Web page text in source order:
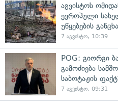
აგვისტოს
ევროპული
უწყებების
7 აგვისტო, 10:39
POG: გიორგი
გამოძიება
საბოტაჟის
7 აგვისტო, 09:31